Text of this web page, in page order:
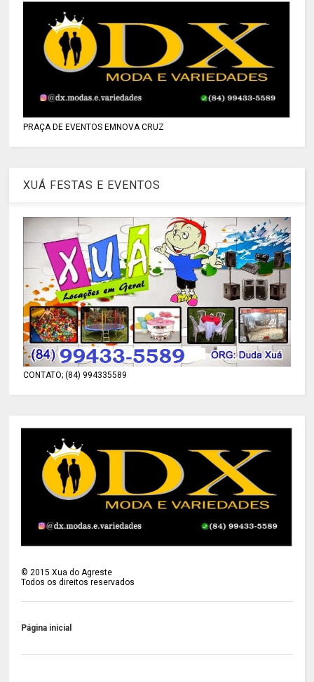
PRAÇA DE EVENTOS EMNOVA CRUZ
XUÁ FESTAS E EVENTOS
CONTATO; (84) 994335589
©2015 Xua do Agreste
Todos os direitos reservados
Página inicial